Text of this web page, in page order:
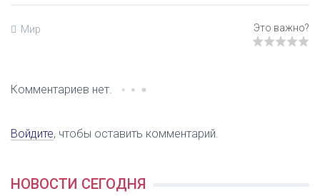
Мир
Комментариев нет.
Войдите, чтобы оставить комментарий.
НОВОСТИ СЕГОДНЯ